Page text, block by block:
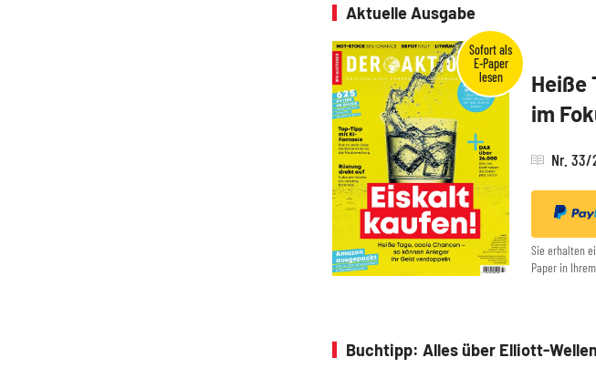
Aktuelle Ausgabe
Heiße
im
Nr. 33/
Sie erhalten
Paper in Ihrem
Buchtipp: Alles über Elliott-Wellen